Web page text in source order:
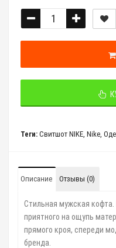
Теги: Свитшот NIKE, Nike,
Описание Отзывы (0)
Стильная мужская кофта
приятного на ощупь
прямого кроя, спереди
бренда.